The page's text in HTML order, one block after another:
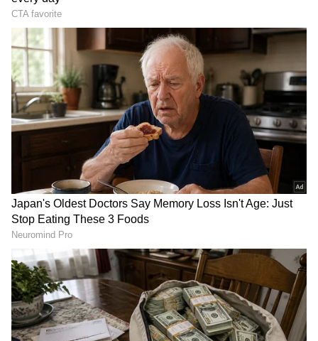
Related Articles
ಯುರೋಪ್‌ ಈಗ ಮತ್ತಷ್ಟು ಹತ್ತಿರ: ಬೆಂಗಳೂರು -